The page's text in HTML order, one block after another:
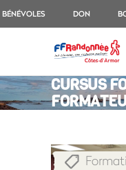
BÉNÉVOLES DON
CURSUS